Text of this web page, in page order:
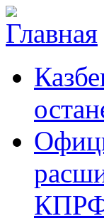
Перейти к
Черкесское
республиканское
отделение
Коммунистической
партии Российской
Федерации
аргументы,
факты